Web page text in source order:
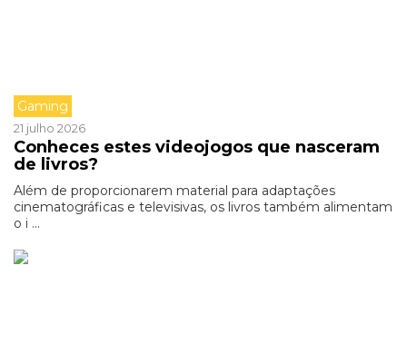
Gaming
21 julho 2026
Conheces estes videojogos que nasceram
de livros?
Além de proporcionarem material para adaptações
cinematográficas e televisivas, os livros também alimentam
o i ...